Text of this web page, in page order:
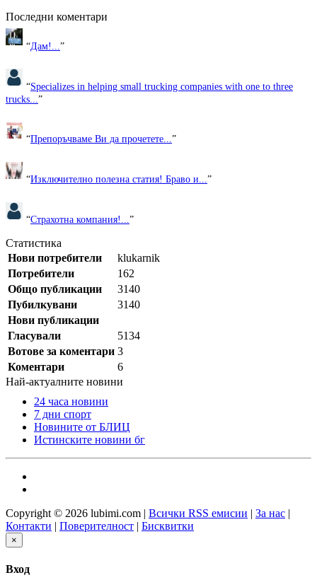
Последни коментари
“Дам!... ”
“Specializes in helping small trucking companies with one to three
trucks... ”
“Препоръчваме Ви да прочетете...”
“Изключително полезна статия! Браво и... ”
“Страхотна компания!... ”
Статистика
Нови потребители
klukarnik
Потребители
162
Общо публикации
3140
Пубилкувани
3140
Нови публикации
Гласували
5134
Вотове за коментари 3
Коментари
6
Най-актуалните новини
24 часа новини
7 дни спорт
Новините от БЛИЦ
Истинските новини бг
Copyright © 2026 lubimi.com | Всички RSS емисии | За нас |
Контакти | Поверителност | Бисквитки
×
Вход